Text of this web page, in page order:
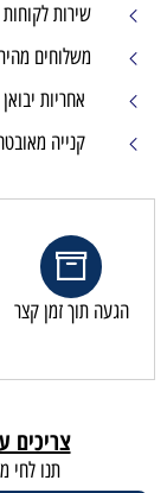
שירות
משלוחים מהירים עד 7
אחריות
קנייה
הגעה תוך זמן קצר
תנו לחי